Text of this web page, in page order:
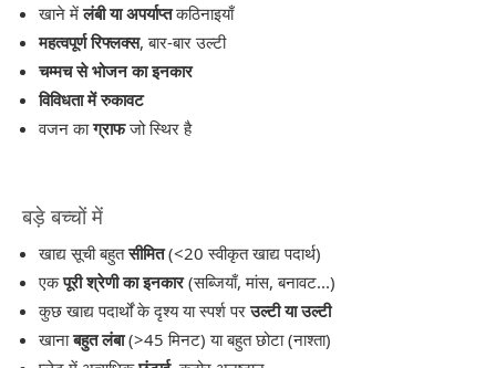
खाने मेंलंबी या अपर्याप्तकठिनाइयाँ
महत्वपूर्ण रिफ्लक्स, बार-बार उल्टी
चम्मच से भोजन का इनकार
विविधता में रुकावट
वजन काग्राफजो स्थिर है
बड़े बच्चों में
खाद्य सूची बहुतसीमित(<20 स्वीकृत खाद्य पदार्थ)
एकपूरी श्रेणी का इनकार(सब्जियाँ, मांस, बनावट...)
कुछ खाद्य पदार्थों के दृश्य या स्पर्श परउल्टी या उल्टी
खानाबहुत लंबा(>45 मिनट) या बहुत छोटा (नाश्ता)